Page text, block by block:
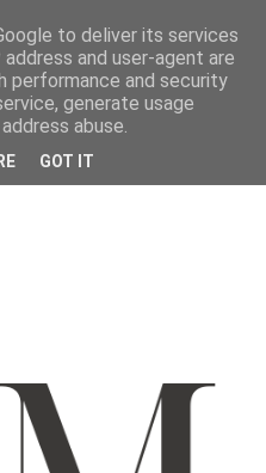
to deliver its services
and user-agent are
performance and security
generate usage
abuse.
GOT IT